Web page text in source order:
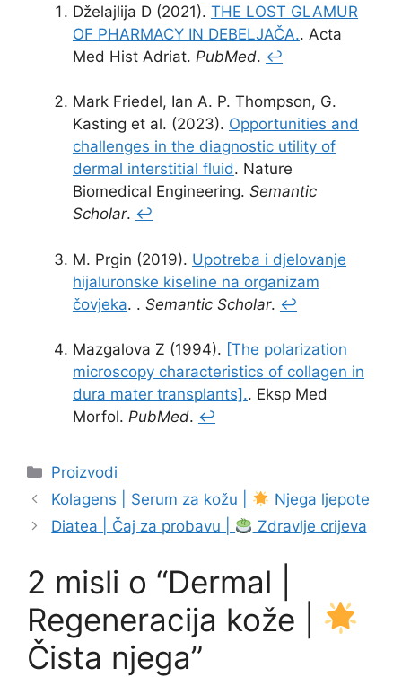
Dželajlija D (2021). THE LOST GLAMUR
OF PHARMACY IN DEBELJAČA.. Acta
Med Hist Adriat. PubMed. ↩
Mark Friedel, Ian A. P. Thompson, G.
Kasting et al. (2023). Opportunities and
challenges in the diagnostic utility of
dermal interstitial fluid. Nature
Biomedical Engineering. Semantic
Scholar. ↩
M. Prgin (2019). Upotreba i djelovanje
hijaluronske kiseline na organizam
čovjeka. . Semantic Scholar. ↩
Mazgalova Z (1994). [The polarization
microscopy characteristics of collagen in
dura mater transplants].. Eksp Med
Morfol. PubMed. ↩
Kategorije
Proizvodi
Kolagens | Serum za kožu |
Njega ljepote
Diatea | Čaj za probavu |
Zdravlje crijeva
2 misli o “Dermal |
Regeneracija kože |
Čista njega”